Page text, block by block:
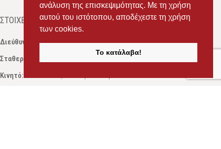
ανάλυση της επισκεψιμότητας. Με τη χρήση
αυτού του ιστότοπου, αποδέχεστε τη χρήση
των cookies.
Το κατάλαβα!
ΣΤΟΙΧΕΊΑ ΕΠΙΚΟΙΝΩΝΊΑΣ
Διεύθυνση:
Ευδόξου 7, Πάτρα, Τ.Κ. 263 31
Σταθερό:
Κινητό: